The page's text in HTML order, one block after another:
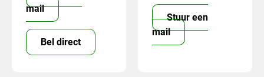
mail
Bel direct
Stuur een
mail